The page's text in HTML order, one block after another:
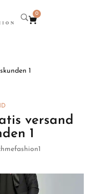
0
1
versand
1